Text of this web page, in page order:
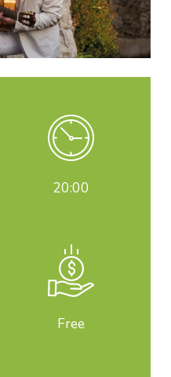
20:00
Free